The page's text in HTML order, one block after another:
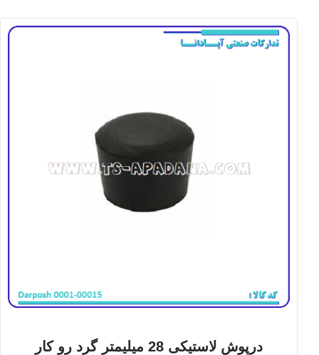
درپوش لاستیکی 28 میلیمتر گرد رو کار